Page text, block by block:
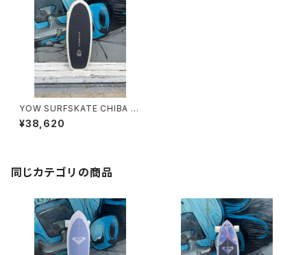
YOW SURFSKATE CHIBA 3
0”
¥38,620
同じカテゴリの商品